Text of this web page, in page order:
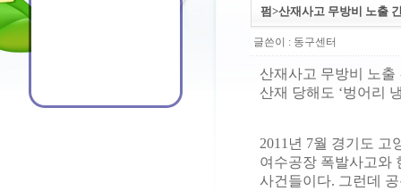
펌>산재사고 무방비 노출
글쓴이 : 동구센터
산재사고 무방비 노
산재 당해도 ‘벙어리
2011년 7월 경기도 고
여수공장 폭발사고와
사건들이다. 그런데